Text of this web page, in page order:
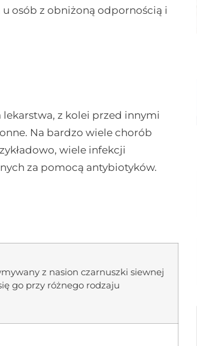
osób z obniżoną odpornością i
z kolei przed innymi
Na bardzo wiele chorób
wiele infekcji
za pomocą antybiotyków.
z nasion czarnuszki siewnej
go przy różnego rodzaju